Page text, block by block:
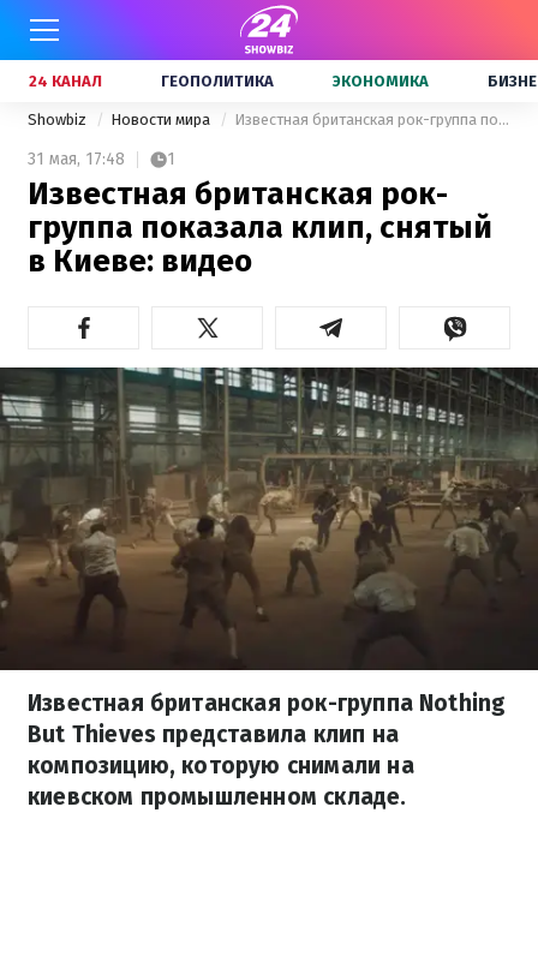
24 КАНАЛ ГЕОПОЛИТИКА ЭКОНОМИКА
Showbiz Новости мира Известная британская рок-группа показала клип, снятый в Киеве: видео
31 мая, 17:48 1
Известная британская рок-
группа показала клип, снятый
в Киеве: видео
Известная британская рок-группа Nothing
But Thieves представила клип на
композицию, которую снимали на
киевском промышленном складе.